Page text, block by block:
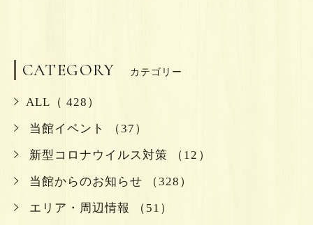
CATEGORY カテゴリー
ALL（ 428）
当館イベント （37）
新型コロナウイルス対策 （12）
当館からのお知らせ （328）
エリア・周辺情報 （51）